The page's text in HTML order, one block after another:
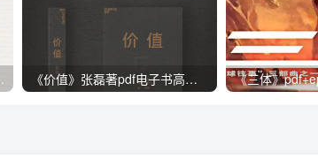
度网盘下载 《价值》张磊著pdf电子书高清版|百度网盘下载